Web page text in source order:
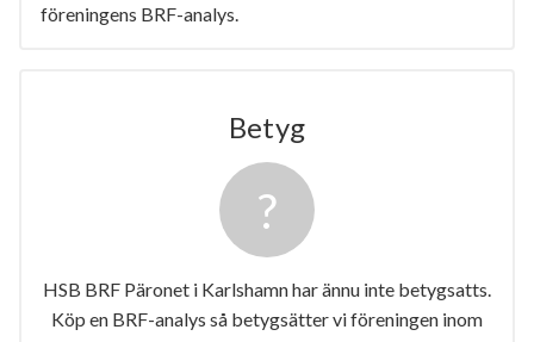
föreningens BRF-analys.
Betyg
HSB BRF Päronet i Karlshamn har ännu inte betygsatts.
Köp en BRF-analys så betygsätter vi föreningen inom